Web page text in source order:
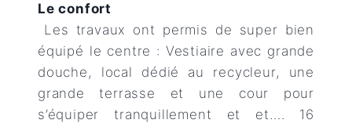
Le confort
Les travaux ont permis de super bien
équipé le centre : Vestiaire avec grande
douche, local dédié au recycleur, une
grande terrasse et une cour pour
s’équiper tranquillement et et…. 16